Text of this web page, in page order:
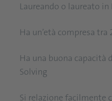
Laureando o laureato
Ha un’età compresa tra
Ha una buona capacità
Solving
Si relazione facilmente